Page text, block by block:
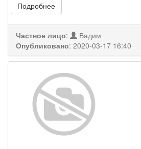
Подробнее
Частное лицо:
Вадим
Опубликовано: 2020-03-17 16:40